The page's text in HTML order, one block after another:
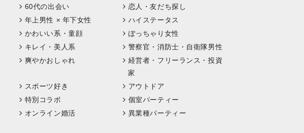
60代の出会い
恋人・友だち探し
年上男性 × 年下女性
ハイステータス
かわいい系・童顔
ぽっちゃり女性
キレイ・美人系
警察官・消防士・自衛隊男性
爽やかおしゃれ
経営者・フリーランス・投資
家
スポーツ好き
アウトドア
特別コラボ
個室パーティー
オンライン婚活
異業種パーティー